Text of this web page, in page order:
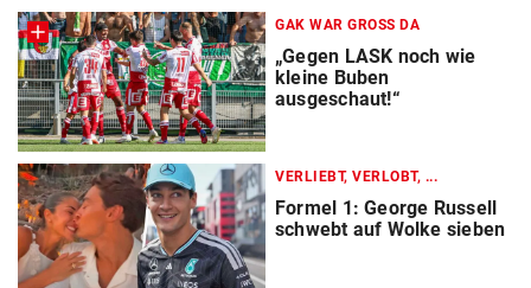
GAK WAR GROSS DA
„Gegen LASK noch wie
kleine Buben
ausgeschaut!“
VERLIEBT, VERLOBT, ...
Formel 1: George Russell
schwebt auf Wolke sieben